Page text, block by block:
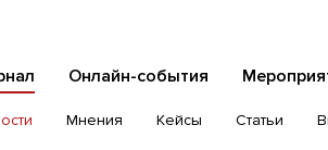
Онлайн-события
Мнения Кейсы Статьи